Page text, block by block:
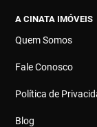
A CINATA IMÓVEIS
Quem Somos
Fale Conosco
Política de
Blog